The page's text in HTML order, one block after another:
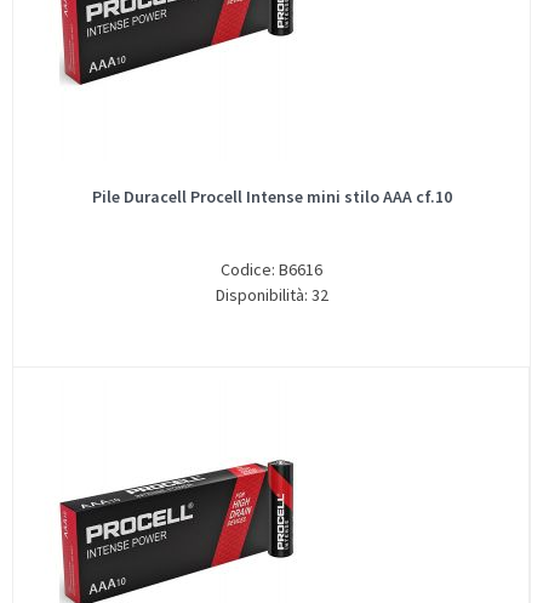
Pile Duracell Procell Intense mini stilo AAA cf.10
Codice: B6616
Disponibilità: 32